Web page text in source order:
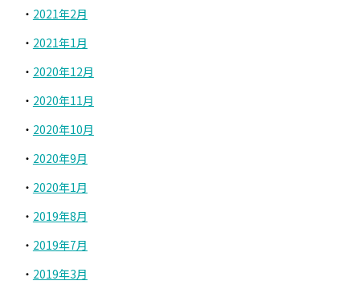
2021年2月
2021年1月
2020年12月
2020年11月
2020年10月
2020年9月
2020年1月
2019年8月
2019年7月
2019年3月